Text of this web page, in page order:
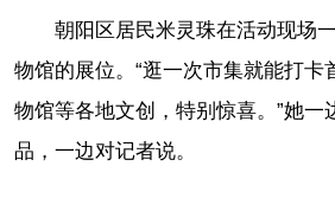
朝阳区居民米灵珠在活动现场
物馆的展位。“逛一次市集就能打卡
物馆等各地文创，特别惊喜。”她一
品，一边对记者说。